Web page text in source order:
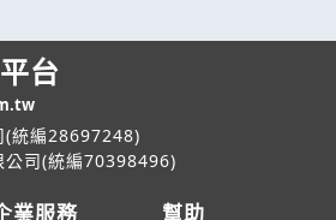
台
(統編28697248)
公司(統編70398496)
業服務 幫助